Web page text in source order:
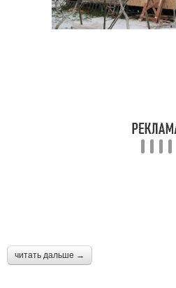
читать дальше →